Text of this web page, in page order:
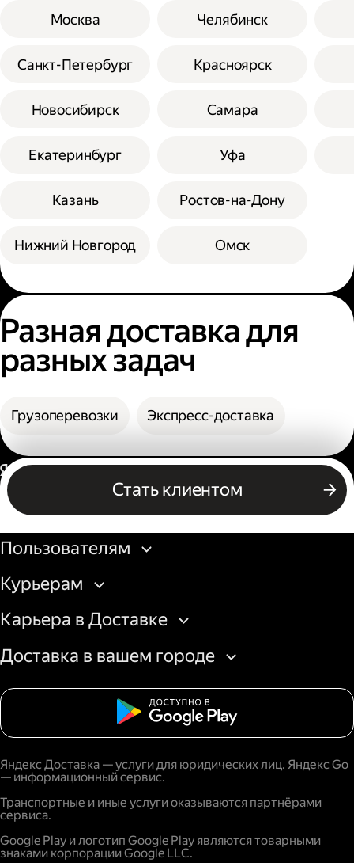
Москва
Санкт-Петербург
Новосибирск
Екатеринбург
Казань
Нижний Новгород
Челябинск
Красноярск
Самара
Уфа
Ростов-на-Дону
Омск
Разная доставка для
разных задач
Грузоперевозки Экспресс-доставка
Стать клиентом
Россия
Бизнесу
Пользователям
Курьерам
Карьера в Доставке
Доставка в вашем городе
Яндекс Доставка — услуги для юридических лиц. Яндекс Go
— информационный сервис.
Транспортные и иные услуги оказываются партнёрами
сервиса.
Google Play и логотип Google Play являются товарными
знаками корпорации Google LLC.